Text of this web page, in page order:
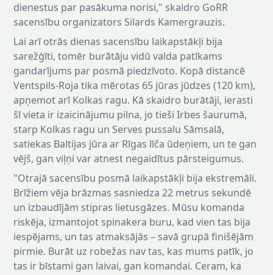
dienestus par pasākuma norisi," skaidro GoRR
sacensību organizators Silards Kamergrauzis.
Lai arī otrās dienas sacensību laikapstākļi bija
sarežģīti, tomēr burātāju vidū valda patīkams
gandarījums par posmā piedzīvoto. Kopā distancē
Ventspils-Roja tika mērotas 65 jūras jūdzes (120 km),
apņemot arī Kolkas ragu. Kā skaidro burātāji, ierasti
šī vieta ir izaicinājumu pilna, jo tieši Irbes šaurumā,
starp Kolkas ragu un Serves pussalu Sāmsalā,
satiekas Baltijas jūra ar Rīgas līča ūdeņiem, un te gan
vējš, gan viļņi var atnest negaidītus pārsteigumus.
"Otrajā sacensību posmā laikapstākļi bija ekstremāli.
Brīžiem vēja brāzmas sasniedza 22 metrus sekundē
un izbaudījām stipras lietusgāzes. Mūsu komanda
riskēja, izmantojot spinakera buru, kad vien tas bija
iespējams, un tas atmaksājās – savā grupā finišējām
pirmie. Burāt uz robežas nav tas, kas mums patīk, jo
tas ir bīstami gan laivai, gan komandai. Ceram, ka